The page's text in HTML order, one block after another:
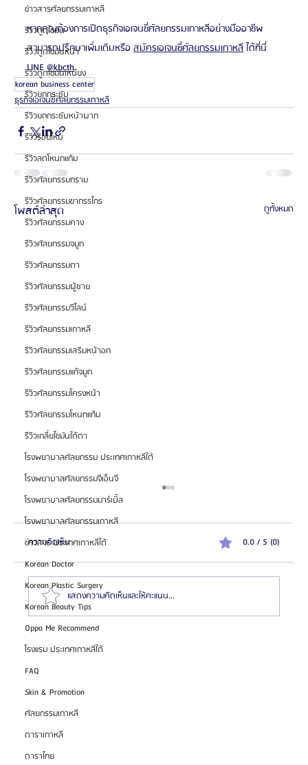
ข่าวสารศัลยกรรมเกาหลี
รีวิวดูดไขมัน
รีวิวดูดไขมันหน้า
รีวิวดูดไขมันเหนียง
รีวิวยกกระชับ
รีวิวยกกระชับหน้าผาก
รีวิวร้อยไหม
รีวิวลดโหนกแก้ม
รีวิวศัลยกรรมกราม
รีวิวศัลยกรรมขากรรไกร
รีวิวศัลยกรรมคาง
รีวิวศัลยกรรมจมูก
รีวิวศัลยกรรมตา
รีวิวศัลยกรรมผู้ชาย
รีวิวศัลยกรรมวีไลน์
รีวิวศัลยกรรมเกาหลี
รีวิวศัลยกรรมเสริมหน้าอก
รีวิวศัลยกรรมแก้จมูก
รีวิวศัลยกรรมโครงหน้า
รีวิวศัลยกรรมโหนกแก้ม
รีวิวเกลี่ยไขมันใต้ตา
โรงพยาบาลศัลยกรรม ประเทศเกาหลีใต้
โรงพยาบาลศัลยกรรมจีเอ็นจี
โรงพยาบาลศัลยกรรมมาร์เบิ้ล
โรงพยาบาลศัลยกรรมเกาหลี
ข่าวสาร ประเทศเกาหลีใต้
Korean Doctor
Korean Plastic Surgery
Korean Beauty Tips
Oppa Me Recommend
โรงแรม ประเทศเกาหลีใต้
FAQ
Skin & Promotion
ศัลยกรรมเกาหลี
ดาราเกาหลี
ดาราไทย
หากคุณต้องการเปิดธุรกิจเอเจนซี่ศัลยกรรมเกาหลีอย่างมืออาชีพ
สามารถปรึกษาเพิ่มเติมหรือ สมัครเอเจนซี่ศัลยกรรมเกาหลี ได้ที่นี่
LINE @kbcth
korean business center
ธุรกิจเอเจนซี่ศัลยกรรมเกาหลี
โพสต์ล่าสุด ดูทั้งหมด
KBC x TikTok โอกาสพิเศษสำหรับสมาชิก KBC - ธุรกิจ
ความคิดเห็น 0.0 / 5 (0)
แสดงความคิดเห็นและให้คะแนน...